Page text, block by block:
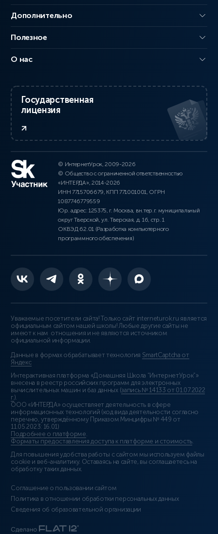
Дополнительно
Полезное
О нас
Государственная
лицензия
© ИнтернетУрок, 2009-2026
© Общество с ограниченной ответственностью
«ИНТЕРДА», 2014-2026
ИНН 7715706679, КПП 771001001, ОГРН
1087746779559
Юр. адрес: 125375, г. Москва, вн.тер.г. муниципальный
округ Тверской, ул. Тверская, д. 16, стр. 1
ОКВЭД 62.01 (Разработка компьютерного
программного обеспечения)
Уважаемые посетители сайта! Только сайт interneturok.ru является
официальным сайтом нашей школы! Любые другие сайты не
имеют к нам отношения и не являются источником
официальной информации.
Данные в формах обрабатывает технология SmartCaptcha от
Яндекс
Интерактивная платформа «Домашняя Школа “ИнтернетУрок”»
внесена в реестр российских программ для электронных
вычислительных машин и баз данных (запись № 14133 от 01.07.2022
г.).
ООО «ИНТЕРДА» осуществляет деятельность в сфере
информационных технологий (код вида деятельности согласно
перечню, утверждённому Приказом Минцифры № 449 от
11.05.2023: 16.01)
Подробнее о платформе.
Форматы предоставления доступа к платформе и стоимость.
Для повышения удобства работы с сайтом мы используем файлы
cookie и веб-аналитику. Оставаясь на сайте, вы соглашаетесь на
обработку таких данных.
Соглашение о пользовании сайтом
Политика в отношении обработки персональных данных
Сведения об образовательной организации